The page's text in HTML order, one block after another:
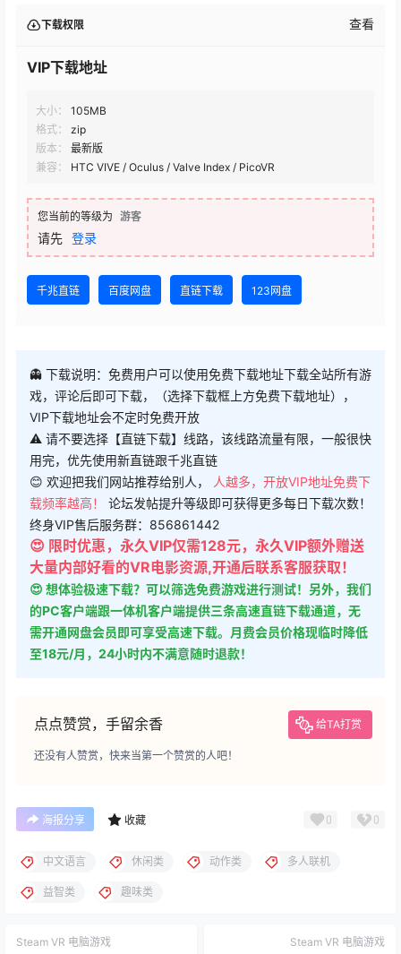
下载权限 查看
VIP下载地址
大小：
105MB
格式：
zip
版本：
最新版
兼容：
HTC VIVE / Oculus / Valve Index / PicoVR
您当前的等级为 游客
请先 登录
千兆直链 百度网盘 直链下载 123网盘
👻 下载说明：免费用户可以使用免费下载地址下载全站所有游
戏，评论后即可下载，（选择下载框上方免费下载地址），
VIP下载地址会不定时免费开放
⚠ 请不要选择【直链下载】线路，该线路流量有限，一般很快
用完，优先使用新直链跟千兆直链
😊 欢迎把我们网站推荐给别人，
人越多，开放VIP地址免费下
载频率越高！ 论坛发帖提升等级即可获得更多每日下载次数！
终身VIP售后服务群：856861442
😍 限时优惠，永久VIP仅需128元，永久VIP额外赠送
大量内部好看的VR电影资源,开通后联系客服获取！
😍 想体验极速下载？可以筛选免费游戏进行测试！另外，我们
的PC客户端跟一体机客户端提供三条高速直链下载通道，无
需开通网盘会员即可享受高速下载。月费会员价格现临时降低
至18元/月，24小时内不满意随时退款！
点点赞赏，手留余香 给TA打赏
还没有人赞赏，快来当第一个赞赏的人吧！
海报分享 收藏 0 0
中文语言 休闲类 动作类 多人联机
益智类 趣味类
Steam VR 电脑游戏 Steam VR 电脑游戏